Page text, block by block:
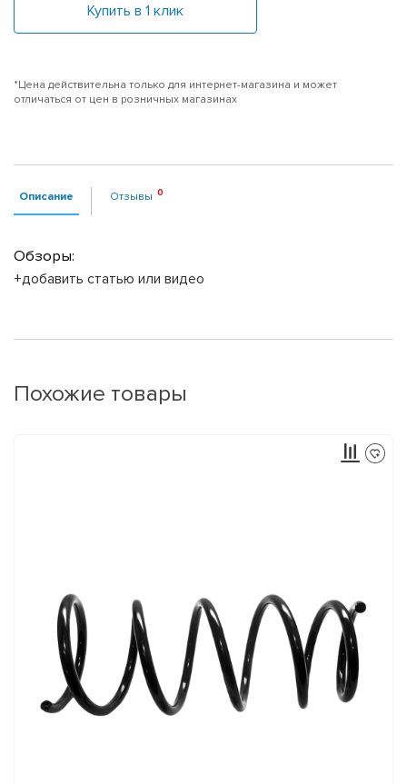
Купить в 1 клик
*Цена действительна только для интернет-магазина и может
отличаться от цен в розничных магазинах
Описание Отзывы
Обзоры:
+добавить статью или видео
Похожие товары